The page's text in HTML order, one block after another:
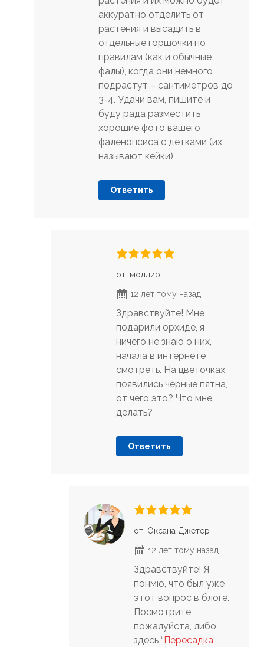
аккуратно отделить от
растения и высадить в
отдельные горшочки по
правилам (как и обычные
фалы), когда они немного
подрастут – сантиметров до
3-4. Удачи вам, пишите и
буду рада разместить
хорошие фото вашего
фаленопсиса с детками (их
называют кейки)
Ответить
от: молдир
12 лет тому назад
Здравствуйте! Мне
подарили орхиде, я
ничего не знаю о них,
начала в интернете
смотреть. На цветочках
появились черные пятна,
от чего это? Что мне
делать?
Ответить
от: Оксана Джетер
12 лет тому назад
Здравствуйте! Я
понмю, что был уже
этот вопрос в блоге.
Посмотрите,
пожалуйста, либо
здесь “Пересадка